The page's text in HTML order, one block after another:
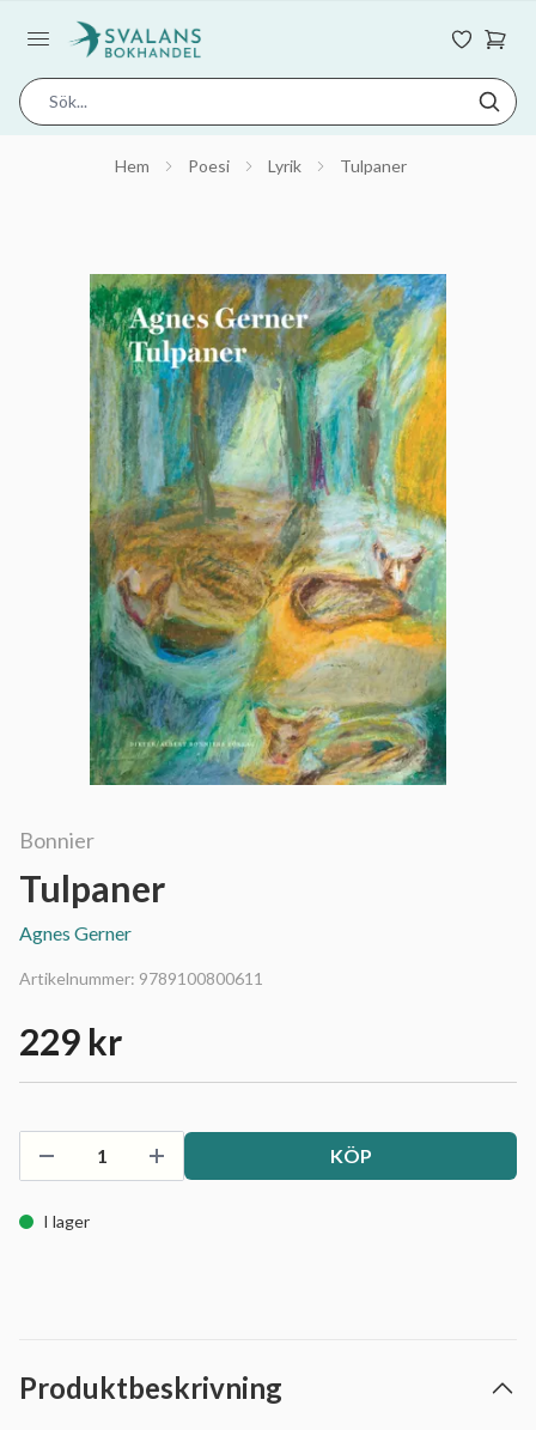
Hem Poesi Lyrik Tulpaner
Bonnier
Tulpaner
Agnes Gerner
Artikelnummer: 9789100800611
229 kr
KÖP
I lager
Produktbeskrivning